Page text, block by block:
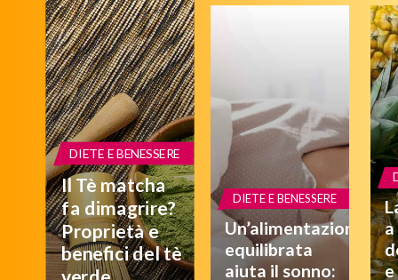
DIETE E BENESSERE
Il Tè matcha
fa dimagrire?
Proprietà e
benefici del tè
DIETE E BENESSERE
Un’alimentazione
equilibrata
aiuta il sonno:
a